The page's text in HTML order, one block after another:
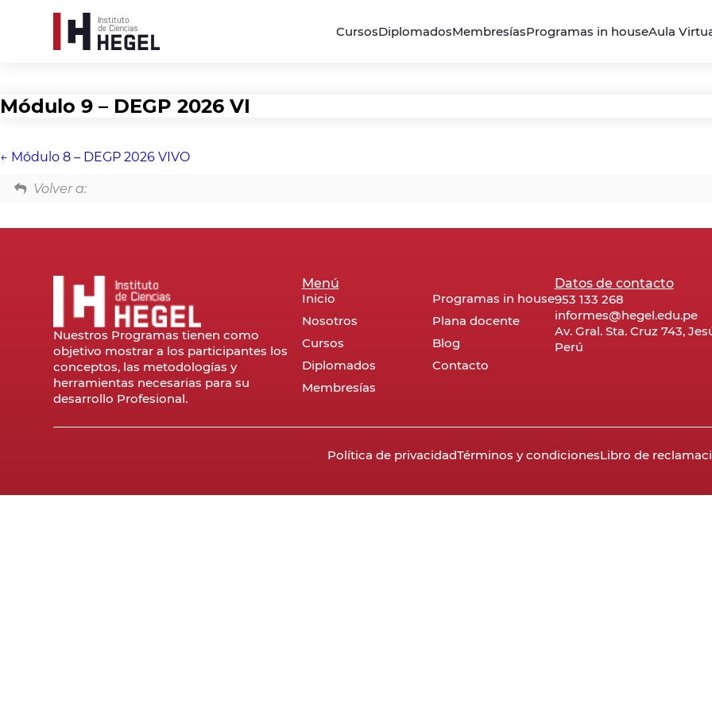
CursosDiplomadosMembresíasProgramas in houseAula
Módulo 9 – DEGP 2026 VI
Módulo 8 – DEGP 2026 VIVO
Volver a:
Nuestros Programas tienen como
objetivo mostrar a los participantes los
conceptos, las metodologías y
herramientas necesarias para su
desarrollo Profesional.
Menú
Inicio
Nosotros
Cursos
Diplomados
Membresías
Programas in house
Plana docente
Blog
Contacto
Datos de contacto
953 133 268
informes@hegel.edu.pe
Av. Gral. Sta. Cruz 743,
Perú
Política de privacidadTérminos y condicionesLibro de